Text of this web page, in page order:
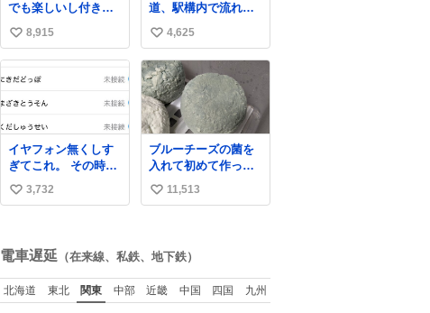
でも楽しいし付き合
いたての頃の嬉しか
ったLINEは無限にあ
るけど(同棲前は1日
で各50通くらい送り
かったのはこれ
い
い
ね
数
8,915
道、駅構内で流れ
た“不適切音声”に声
明「被害届も検討」
news.livedoor.com/
article/detail… 4日に
西鉄福岡（天神）駅
および薬院駅で発生
した駅構内放送事案
について声明を公表
した。「第三者によ
って駅構内放送設備
に外部から不正に音
声が流された可能性
い
い
ね
数
4,625
イヤフォン無くしす
ぎてこれ。 その時好
きだった男のセコム
の名前にしてる
い
数
3,732
ブルーチーズの菌を
入れて初めて作って
みたチーズなんだけ
ど 本能でちょっとヤ
い
数
11,513
電車遅延 （在来線、私鉄、地下鉄）
北海道 東北 関東 中部 近畿 中国 四国 九州